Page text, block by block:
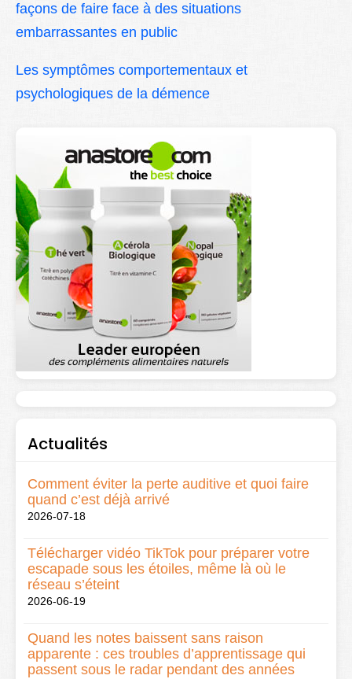
façons de faire face à des situations
embarrassantes en public
Les symptômes comportementaux et
psychologiques de la démence
Actualités
Comment éviter la perte auditive et quoi faire
quand c’est déjà arrivé
2026-07-18
Télécharger vidéo TikTok pour préparer votre
escapade sous les étoiles, même là où le
réseau s’éteint
2026-06-19
Quand les notes baissent sans raison
apparente : ces troubles d’apprentissage qui
passent sous le radar pendant des années